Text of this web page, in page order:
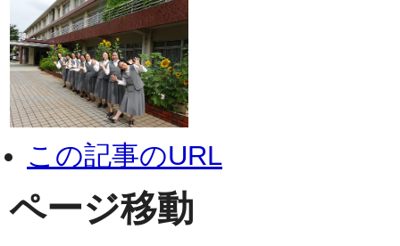
この記事のURL
ページ移動